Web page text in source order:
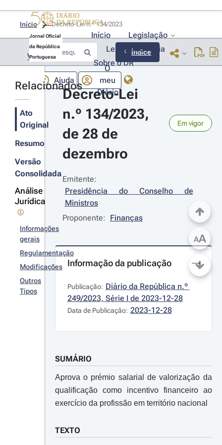
Jornal Oficial
da República
Portuguesa
Início
Legislação
Lexionário
Lia
Sobre o DR
Ajuda
O
meu
Diário
Início
Voltar Índice
Relacionados
Ato
Original
Resumo
Versão
Consolidada
Análise
Jurídica
Informações
gerais
Regulamentação
Modificações
Outros
Tipos
Decreto-Lei
n.º 134/2023,
de 28 de
dezembro
Em vigor
Emitente:
Presidência do Conselho de
Ministros
Proponente: Finanças
Informação da publicação
Publicação: Diário da República n.º
249/2023, Série I de 2023-12-28
Data de Publicação: 2023-12-28
SUMÁRIO
Aprova o prémio salarial de valorização da
qualificação como incentivo financeiro ao
exercício da profissão em território nacional
TEXTO
AA